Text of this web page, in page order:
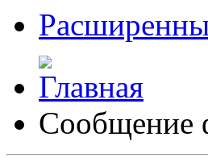
Сообщение